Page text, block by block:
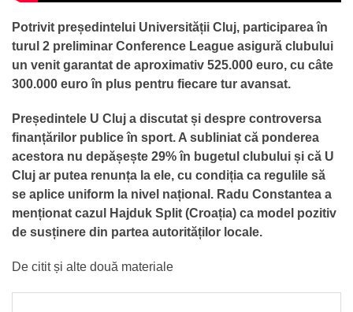
Potrivit președintelui Universității Cluj, participarea în
turul 2 preliminar Conference League asigură clubului
un venit garantat de aproximativ 525.000 euro, cu câte
300.000 euro în plus pentru fiecare tur avansat.
Președintele U Cluj a discutat și despre controversa
finanțărilor publice în sport. A subliniat că ponderea
acestora nu depășește 29% în bugetul clubului și că U
Cluj ar putea renunța la ele, cu condiția ca regulile să
se aplice uniform la nivel național. Radu Constantea a
menționat cazul Hajduk Split (Croația) ca model pozitiv
de susținere din partea autorităților locale.
De citit și alte două materiale